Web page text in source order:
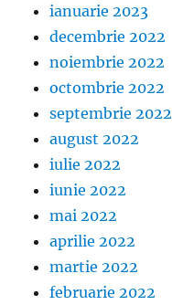
ianuarie 2023
decembrie 2022
noiembrie 2022
octombrie 2022
septembrie 2022
august 2022
iulie 2022
iunie 2022
mai 2022
aprilie 2022
martie 2022
februarie 2022